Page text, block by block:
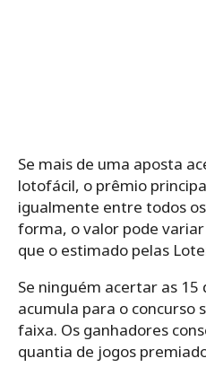
Se mais de uma aposta
lotofácil, o prêmio
igualmente entre todos
forma, o valor pode
que o estimado pelas
Se ninguém acertar as 15
acumula para o concurso
faixa. Os ganhadores
quantia de jogos